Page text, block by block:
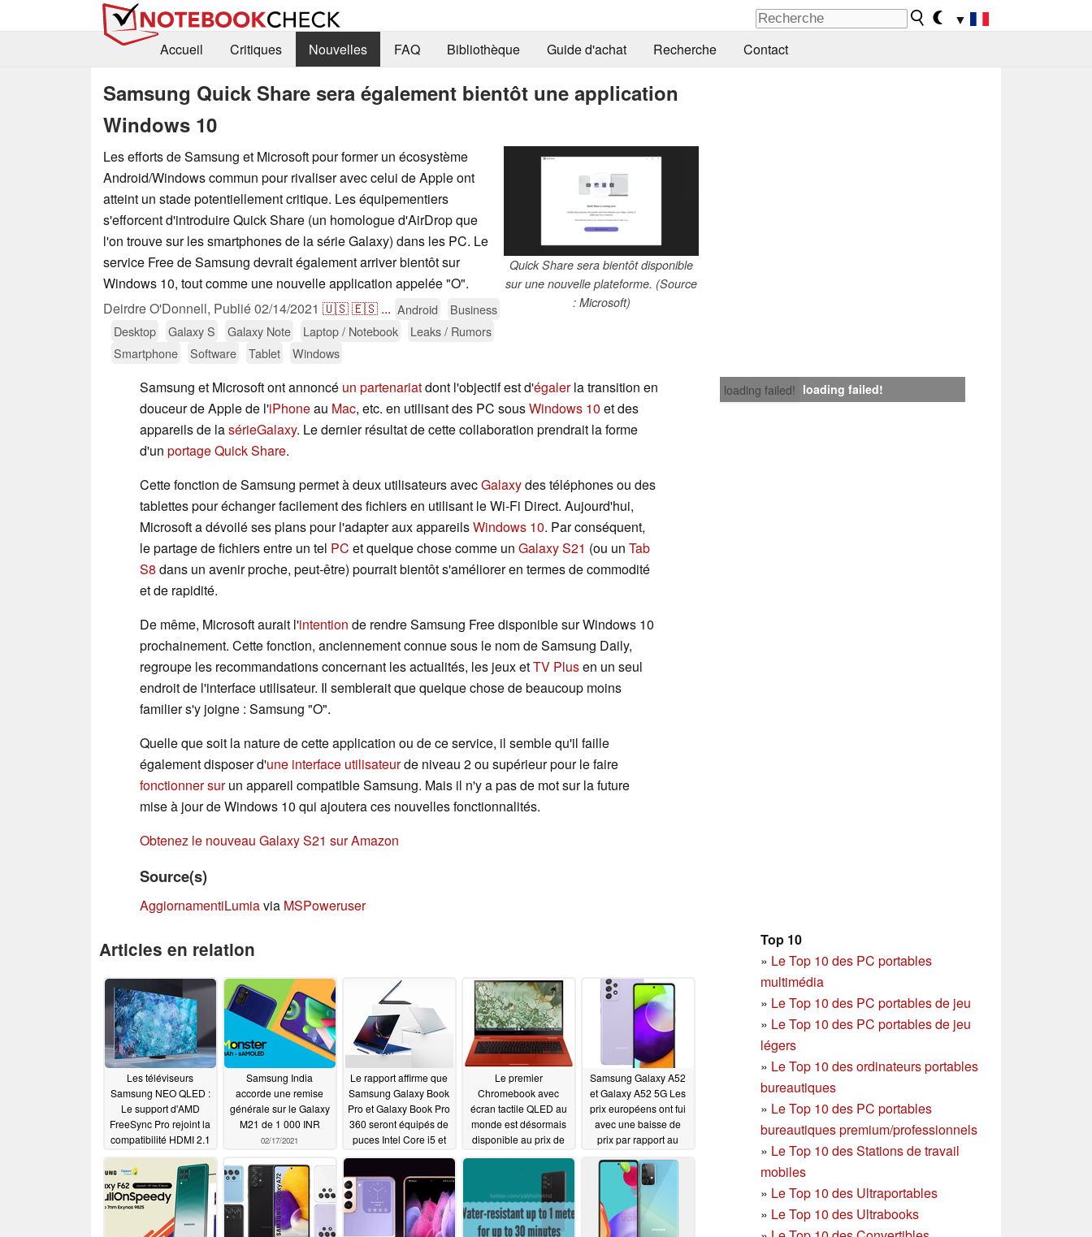
▼
Accueil
Critiques Nouvelles FAQ Bibliothèque Guide d'achat Recherche Contact
Samsung Quick Share sera également bientôt une application
Windows 10
Quick Share sera bientôt disponible
sur une nouvelle plateforme. (Source
: Microsoft)
Les efforts de Samsung et Microsoft pour former un écosystème
Android/Windows commun pour rivaliser avec celui de Apple ont
atteint un stade potentiellement critique. Les équipementiers
s'efforcent d'introduire Quick Share (un homologue d'AirDrop que
l'on trouve sur les smartphones de la série Galaxy) dans les PC. Le
service Free de Samsung devrait également arriver bientôt sur
Windows 10, tout comme une nouvelle application appelée "O".
Deirdre O'Donnell, Publié02/14/2021 🇺🇸🇪🇸 ... Android
Business
Desktop
Galaxy S Galaxy Note Laptop / Notebook
Leaks / Rumors
Smartphone
Software Tablet Windows
loading failed! loading failed!
Samsung et Microsoft ont annoncé un partenariatdont l'objectif est d'égalerla transition en
douceur de Apple de l'iPhoneau Mac, etc. en utilisant des PC sousWindows 10 et des
appareils de lasérieGalaxy. Le dernier résultat de cette collaboration prendrait la forme
d'un portage Quick Share.
Cette fonction de Samsung permet à deux utilisateurs avecGalaxydes téléphones ou des
tablettes pour échanger facilement des fichiers en utilisant le Wi-Fi Direct. Aujourd'hui,
Microsoft a dévoilé ses plans pour l'adapter aux appareilsWindows 10. Par conséquent,
le partage de fichiers entre un tel PC et quelque chose comme un Galaxy S21 (ou un Tab
S8 dans un avenir proche, peut-être) pourrait bientôt s'améliorer en termes de commodité
et de rapidité.
De même, Microsoft aurait l'intention de rendre Samsung Free disponible sur Windows 10
prochainement. Cette fonction, anciennement connue sous le nom de Samsung Daily,
regroupe les recommandations concernant les actualités, les jeux etTV Plusen un seul
endroit de l'interface utilisateur. Il semblerait que quelque chose de beaucoup moins
familier s'y joigne : Samsung "O".
Quelle que soit la nature de cette application ou de ce service, il semble qu'il faille
également disposer d'une interface utilisateurde niveau 2 ou supérieur pour le faire
fonctionner surun appareil compatible Samsung. Mais il n'y a pas de mot sur la future
mise à jour de Windows 10 qui ajoutera ces nouvelles fonctionnalités.
Obtenez le nouveau Galaxy S21 sur Amazon
Source(s)
AggiornamentiLumiavia MSPoweruser
Top 10
» Le Top 10 des PC portables
multimédia
» Le Top 10 des PC portables de jeu
» Le Top 10 des PC portables de jeu
légers
» Le Top 10 des ordinateurs portables
bureautiques
» Le Top 10 des PC portables
bureautiques premium/professionnels
» Le Top 10 des Stations de travail
mobiles
» Le Top 10 des Ultraportables
» Le Top 10 des Ultrabooks
Articles en relation
Les téléviseurs
Samsung NEO QLED :
Le support d'AMD
FreeSync Pro rejoint la
compatibilité HDMI 2.1
mini-écrans LED
02/17/2021
Samsung India
accorde une remise
générale sur le Galaxy
M21 de 1 000 INR
02/17/2021
Le rapport affirme que
Samsung Galaxy Book
Pro et Galaxy Book Pro
360 seront équipés de
puces Intel Core i5 et
Le premier
Chromebook avec
écran tactile QLED au
monde est désormais
disponible au prix de
Samsung Galaxy A52
et Galaxy A52 5G Les
prix européens ont fui
avec une baisse de
prix par rapport au
02/16/2021